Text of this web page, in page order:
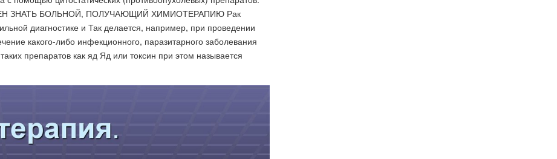
ЗНАТЬ БОЛЬНОЙ, ПОЛУЧАЮЩИЙ ХИМИОТЕРАПИЮ Рак
диагностике и Так делается, например, при проведении
какого-либо инфекционного, паразитарного заболевания
препаратов как яд Яд или токсин при этом называется